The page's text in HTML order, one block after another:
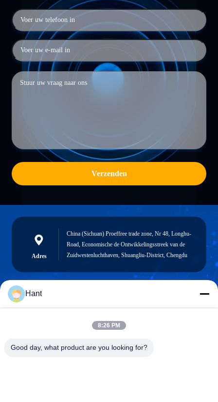
Verzenden
Adres
China (Sichuan) Proeffree trade zone, Nr 48, Longhu-
Road, Economische de Ontwikkelingsstreek van de
Zuidwestenluchthaven, Shuangliu-District, Chengdu
Sales03@chinafibercable.com
Hant
8:26 PM
Good day, what product are you looking for?